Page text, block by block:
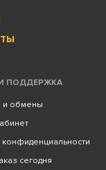
ПОДДЕРЖКА
и обмены
конфиденциальности
сегодня